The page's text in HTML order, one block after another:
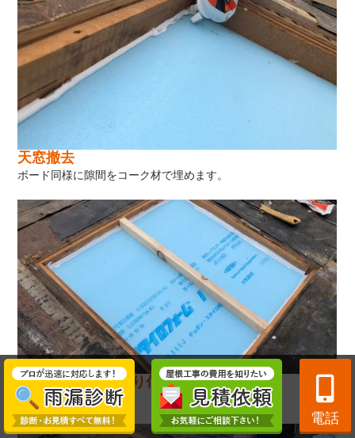
天窓撤去
ボード同様に隙間をコーク材で埋めます。
天窓撤去 垂木取り付け
垂木を取り付けます。
電話